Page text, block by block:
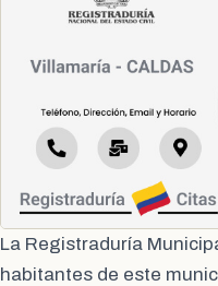
La Registraduría
habitantes de este